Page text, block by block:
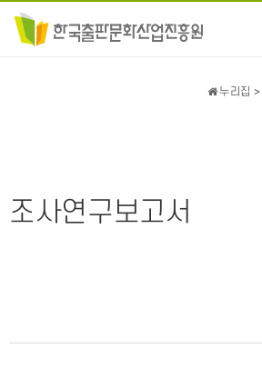
조사연구보고서
누리집 >